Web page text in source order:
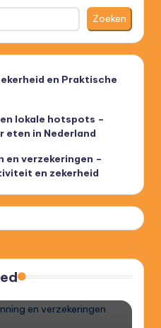
Zoeken
en Praktische
lokale hotspots –
eten in Nederland
en verzekeringen –
en zekerheid